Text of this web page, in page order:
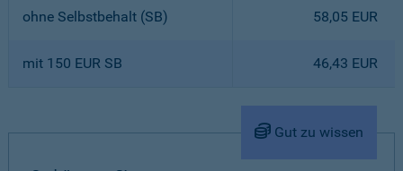
ohne Selbstbehalt (SB) 58,05 EUR
mit 150 EUR SB 46,43 EUR
Gut zu wissen